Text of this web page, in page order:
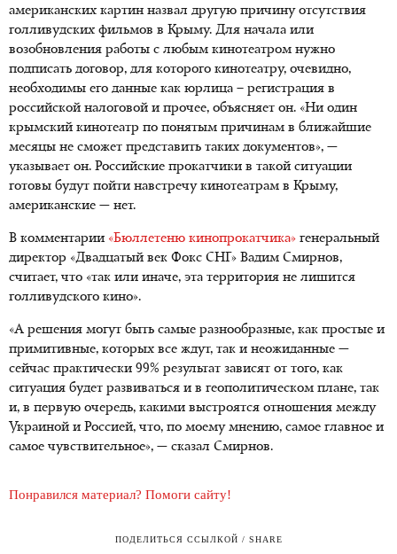
американских картин назвал другую причину отсутствия
голливудских фильмов в Крыму. Для начала или
возобновления работы с любым кинотеатром нужно
подписать договор, для которого кинотеатру, очевидно,
необходимы его данные как юрлица – регистрация в
российской налоговой и прочее, объясняет он. «Ни один
крымский кинотеатр по понятым причинам в ближайшие
месяцы не сможет представить таких документов», —
указывает он. Российские прокатчики в такой ситуации
готовы будут пойти навстречу кинотеатрам в Крыму,
американские — нет.
В комментарии «Бюллетеню кинопрокатчика» генеральный
директор «Двадцатый век Фокс СНГ» Вадим Смирнов,
считает, что «так или иначе, эта территория не лишится
голливудского кино».
«А решения могут быть самые разнообразные, как простые и
примитивные, которых все ждут, так и неожиданные —
сейчас практически 99% результат зависят от того, как
ситуация будет развиваться и в геополитическом плане, так
и, в первую очередь, какими выстроятся отношения между
Украиной и Россией, что, по моему мнению, самое главное и
самое чувствительное», — сказал Смирнов.
Понравился материал? Помоги сайту!
ПОДЕЛИТЬСЯ ССЫЛКОЙ / SHARE